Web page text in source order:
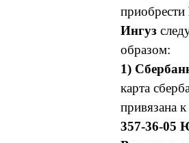
приобрести
Ингуз
образом:
1)
карта
привязана
357-36-05